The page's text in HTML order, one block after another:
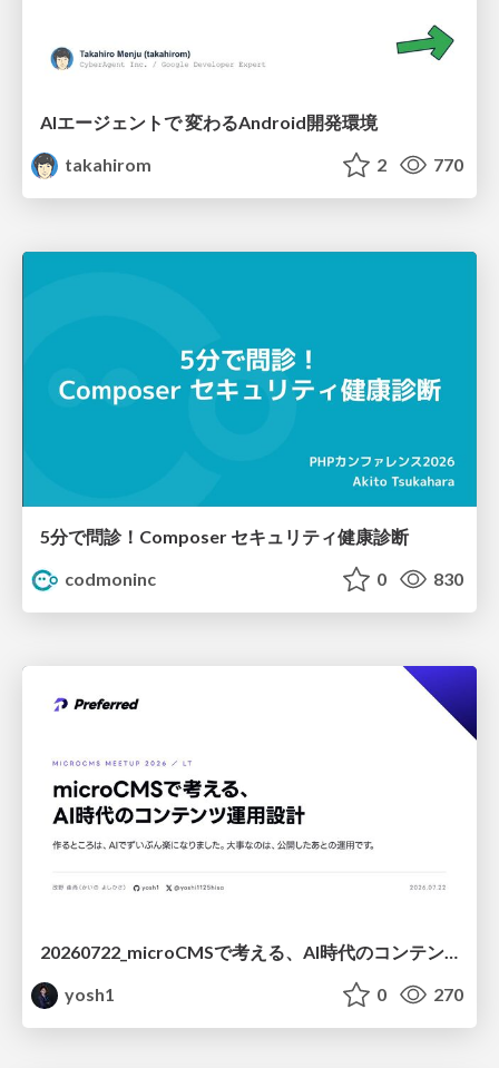
AIエージェントで 変わるAndroid開発環境
takahirom
2 770
5分で問診！Composer セキュリティ健康診断
codmoninc
0 830
yosh1
0 270